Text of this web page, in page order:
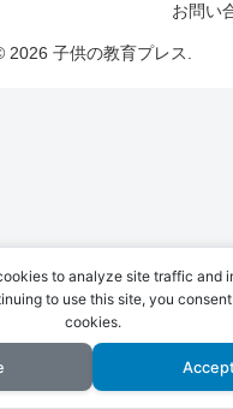
お問い
2026 子供の教育プレス.
検索
to analyze site traffic and
to use this site, you
cookies.